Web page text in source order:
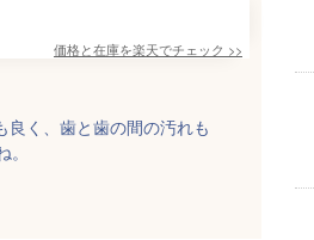
価格と在庫を楽天でチェック >>
く、歯と歯の間の汚れも